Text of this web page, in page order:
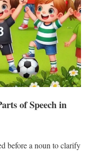
of Speech in
before a noun to clarify